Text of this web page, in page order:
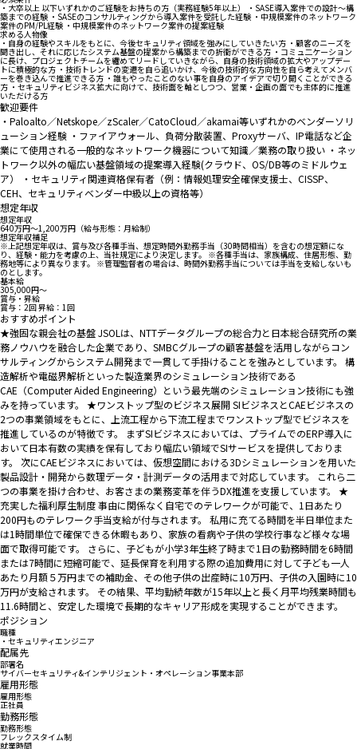
・大卒以上 以下いずれかのご経験をお持ちの方（実務経験5年以上） ・SASE導入案件での設計〜構
築までの経験 ・SASEのコンサルティングから導入案件を受託した経験 ・中規模案件のネットワーク
案件のPM/PL経験 ・中規模案件のネットワーク案件の提案経験
求める人物像
・自身の経験やスキルをもとに、今後セキュリティ領域を強みにしていきたい方 ・顧客のニーズを
聞き出し、それに応じたシステム基盤の提案から構築までの折衝ができる方 ・コミュ二ケーション
に長け、プロジェクトチームを纏めてリードしていきながら、自身の技術領域の拡大やアップデー
トに積極的な方 ・技術トレンドの変遷を自ら追いかけ、今後の技術的な方向性を自ら考えてメンバ
ーを巻き込んで推進できる方 ・誰もやったことのない事を自身のアイデアで切り開くことができる
方 ・セキュリティビジネス拡大に向けて、技術面を軸としつつ、営業・企画の面でも主体的に推進
いただける方
歓迎要件
・Paloalto／Netskope／zScaler／CatoCloud／akamai等いずれかのベンダーソリ
ューション経験 ・ファイアウォール、負荷分散装置、Proxyサーバ、IP電話など企
業にて使用される一般的なネットワーク機器について知識／業務の取り扱い ・ネッ
トワーク以外の幅広い基盤領域の提案導入経験(クラウド、OS/DB等のミドルウェ
ア） ・セキュリティ関連資格保有者（例：情報処理安全確保支援士、CISSP、
CEH、セキュリティベンダー中級以上の資格等）
想定年収
想定年収
640万円〜1,200万円（給与形態：月給制）
想定年収補足
※上記想定年収は、賞与及び各種手当、想定時間外勤務手当（30時間相当）を含むの想定額にな
り、経験・能力を考慮の上、当社規定により決定します。 ※各種手当は、家族構成、住居形態、勤
務地等により異なります。 ※管理監督者の場合は、時間外勤務手当については手当を支給しないも
のとします。
基本給
305,000円〜
賞与・昇給
賞与：2回 昇給：1回
おすすめポイント
★強固な親会社の基盤 JSOLは、NTTデータグループの総合力と日本総合研究所の業
務ノウハウを融合した企業であり、SMBCグループの顧客基盤を活用しながらコン
サルティングからシステム開発まで一貫して手掛けることを強みとしています。 構
造解析や電磁界解析といった製造業界のシミュレーション技術である
CAE（Computer Aided Engineering）という最先端のシミュレーション技術にも強
みを持っています。 ★ワンストップ型のビジネス展開 SIビジネスとCAEビジネスの
2つの事業領域をもとに、上流工程から下流工程までワンストップ型でビジネスを
推進しているのが特徴です。 まずSIビジネスにおいては、プライムでのERP導入に
おいて日本有数の実績を保有しており幅広い領域でSIサービスを提供しておりま
す。 次にCAEビジネスにおいては、仮想空間における3Dシミュレーションを用いた
製品設計・開発から数理データ・計測データの活用まで対応しています。 これら二
つの事業を掛け合わせ、お客さまの業務変革を伴うDX推進を支援しています。 ★
充実した福利厚生制度 事由に関係なく自宅でのテレワークが可能で、1日あたり
200円ものテレワーク手当支給が付与されます。 私用に充てる時間を半日単位また
は1時間単位で確保できる休暇もあり、家族の看病や子供の学校行事など様々な場
面で取得可能です。 さらに、子どもが小学3年生終了時まで1日の勤務時間を6時間
または7時間に短縮可能で、延長保育を利用する際の追加費用に対して子ども一人
あたり月額５万円までの補助金、その他子供の出産時に10万円、子供の入園時に10
万円が支給されます。 その結果、平均勤続年数が15年以上と長く月平均残業時間も
11.6時間と、安定した環境で長期的なキャリア形成を実現することができます。
ポジション
職種
・セキュリティエンジニア
配属先
部署名
サイバーセキュリティ&インテリジェント・オペレーション事業本部
雇用形態
雇用形態
正社員
勤務形態
勤務形態
フレックスタイム制
就業時間